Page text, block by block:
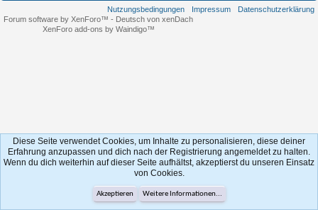
Nutzungsbedingungen
Impressum
Datenschutzerklärung
Forum software by XenForo™ - Deutsch von xenDach
XenForo add-ons by Waindigo™
Diese Seite verwendet Cookies, um Inhalte zu personalisieren, diese deiner
Erfahrung anzupassen und dich nach der Registrierung angemeldet zu halten.
Wenn du dich weiterhin auf dieser Seite aufhältst, akzeptierst du unseren Einsatz
von Cookies.
Akzeptieren Weitere Informationen...